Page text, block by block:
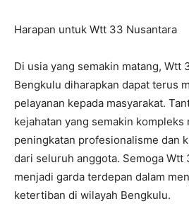
Harapan untuk Wtt 33 Nusantara
Di usia yang semakin matang, Wtt
Bengkulu diharapkan dapat terus
pelayanan kepada masyarakat.
kejahatan yang semakin kompleks
peningkatan profesionalisme dan
dari seluruh anggota. Semoga Wtt
menjadi garda terdepan dalam
ketertiban di wilayah Bengkulu.